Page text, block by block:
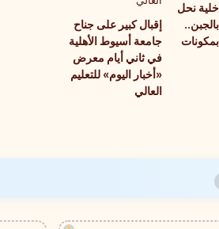
نحل
إقبال كبير على جناح
جامعة أسيوط الأهلية
في ثاني أيام معرض
«أخبار اليوم» للتعليم
العالي